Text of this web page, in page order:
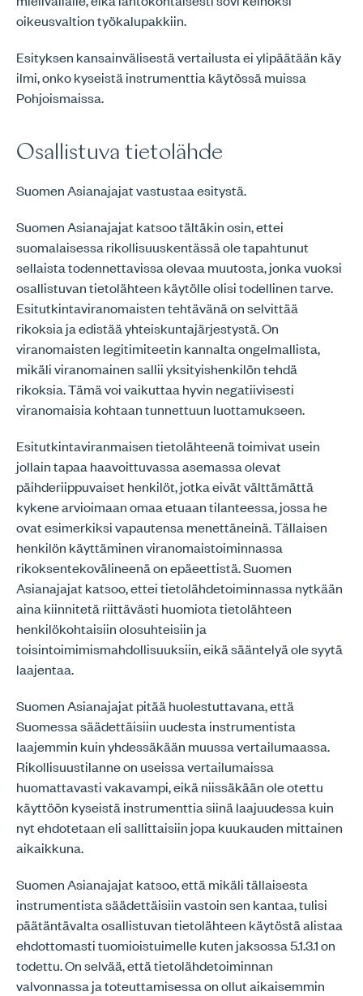
oikeusvaltion työkalupakkiin.
Esityksen kansainvälisestä vertailusta ei ylipäätään käy
ilmi, onko kyseistä instrumenttia käytössä muissa
Pohjoismaissa.
Osallistuva tietolähde
Suomen Asianajajat vastustaa esitystä.
Suomen Asianajajat katsoo tältäkin osin, ettei
suomalaisessa rikollisuuskentässä ole tapahtunut
sellaista todennettavissa olevaa muutosta, jonka vuoksi
osallistuvan tietolähteen käytölle olisi todellinen tarve.
Esitutkintaviranomaisten tehtävänä on selvittää
rikoksia ja edistää yhteiskuntajärjestystä. On
viranomaisten legitimiteetin kannalta ongelmallista,
mikäli viranomainen sallii yksityishenkilön tehdä
rikoksia. Tämä voi vaikuttaa hyvin negatiivisesti
viranomaisia kohtaan tunnettuun luottamukseen.
Esitutkintaviranmaisen tietolähteenä toimivat usein
jollain tapaa haavoittuvassa asemassa olevat
päihderiippuvaiset henkilöt, jotka eivät välttämättä
kykene arvioimaan omaa etuaan tilanteessa, jossa he
ovat esimerkiksi vapautensa menettäneinä. Tällaisen
henkilön käyttäminen viranomaistoiminnassa
rikoksentekovälineenä on epäeettistä. Suomen
Asianajajat katsoo, ettei tietolähdetoiminnassa nytkään
aina kiinnitetä riittävästi huomiota tietolähteen
henkilökohtaisiin olosuhteisiin ja
toisintoimimismahdollisuuksiin, eikä sääntelyä ole syytä
laajentaa.
Suomen Asianajajat pitää huolestuttavana, että
Suomessa säädettäisiin uudesta instrumentista
laajemmin kuin yhdessäkään muussa vertailumaassa.
Rikollisuustilanne on useissa vertailumaissa
huomattavasti vakavampi, eikä niissäkään ole otettu
käyttöön kyseistä instrumenttia siinä laajuudessa kuin
nyt ehdotetaan eli sallittaisiin jopa kuukauden mittainen
aikaikkuna.
Suomen Asianajajat katsoo, että mikäli tällaisesta
instrumentista säädettäisiin vastoin sen kantaa, tulisi
päätäntävalta osallistuvan tietolähteen käytöstä alistaa
ehdottomasti tuomioistuimelle kuten jaksossa 5.1.3.1 on
todettu. On selvää, että tietolähdetoiminnan
valvonnassa ja toteuttamisessa on ollut aikaisemmin